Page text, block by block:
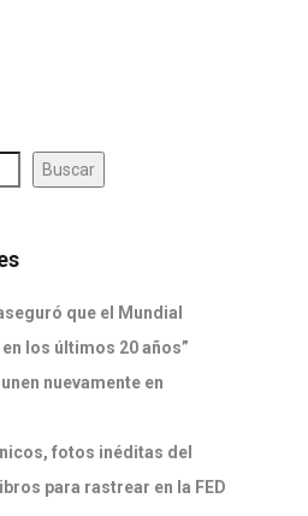
Buscar
que el Mundial
los últimos 20 años”
nuevamente en
fotos inéditas del
para rastrear en la FED